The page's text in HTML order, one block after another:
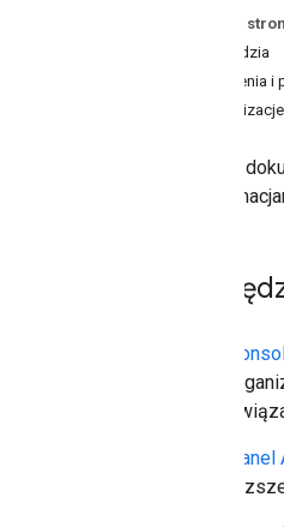
Na tej
Narzędzia
Szkolenia i
Aktualizacje
Oprócz
z